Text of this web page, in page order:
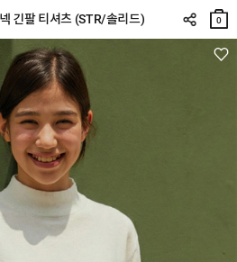
긴팔 티셔츠 (STR/솔리드)
장바
구니
0